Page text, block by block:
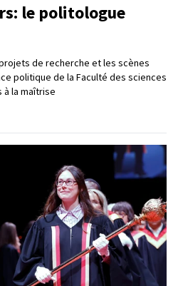
le politologue
de recherche et les scènes
politique de la Faculté des sciences
la maîtrise